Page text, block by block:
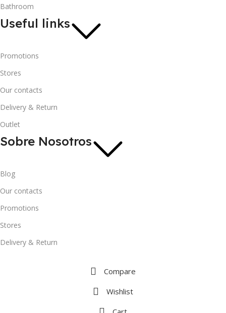
Bathroom
Useful links
Promotions
Stores
Our contacts
Delivery & Return
Outlet
Sobre Nosotros
Blog
Our contacts
Promotions
Stores
Delivery & Return
Compare
Wishlist